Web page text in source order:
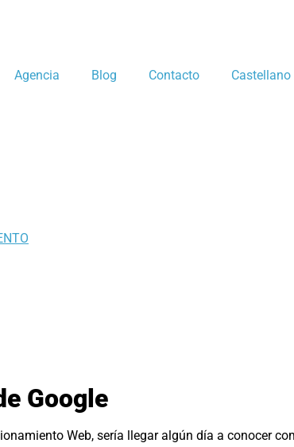
Agencia Blog Contacto Castellano
Google
Web, sería llegar algún día a conocer